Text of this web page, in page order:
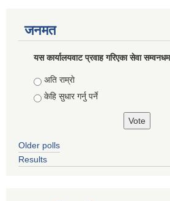
जनमत
यस कार्यालयवाट प्रवाह गरिएका सेवा
Choices
अति राम्राे
केहि सुधार गर्नु पर्ने
Older polls
Results